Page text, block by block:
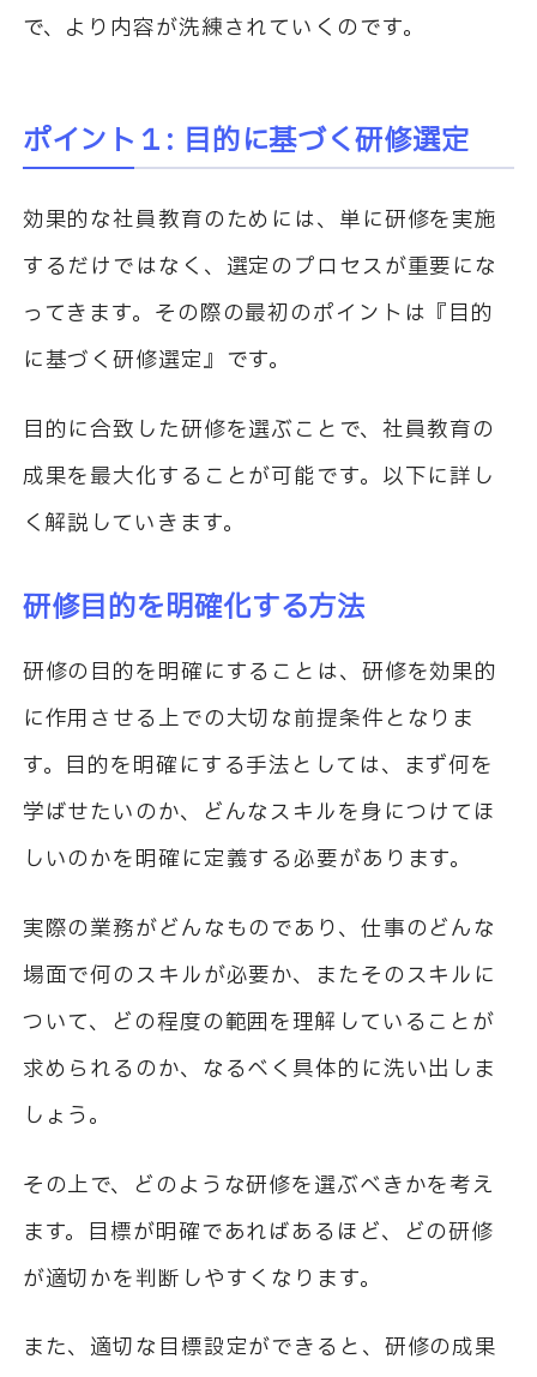
で、より内容が洗練されていくのです。
ポイント１: 目的に基づく研修選定
効果的な社員教育のためには、単に研修を実施
するだけではなく、選定のプロセスが重要にな
ってきます。その際の最初のポイントは『目的
に基づく研修選定』です。
目的に合致した研修を選ぶことで、社員教育の
成果を最大化することが可能です。以下に詳し
く解説していきます。
研修目的を明確化する方法
研修の目的を明確にすることは、研修を効果的
に作用させる上での大切な前提条件となりま
す。目的を明確にする手法としては、まず何を
学ばせたいのか、どんなスキルを身につけてほ
しいのかを明確に定義する必要があります。
実際の業務がどんなものであり、仕事のどんな
場面で何のスキルが必要か、またそのスキルに
ついて、どの程度の範囲を理解していることが
求められるのか、なるべく具体的に洗い出しま
しょう。
その上で、どのような研修を選ぶべきかを考え
ます。目標が明確であればあるほど、どの研修
が適切かを判断しやすくなります。
また、適切な目標設定ができると、研修の成果